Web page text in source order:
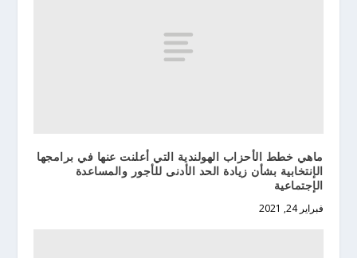
ماهي خطط الأحزاب الهولندية التي أعلنت عنها في برامجها
الإنتخابية بشأن زيادة الحد الأدنى للأجور والمساعدة
الإجتماعية
فبراير 24, 2021